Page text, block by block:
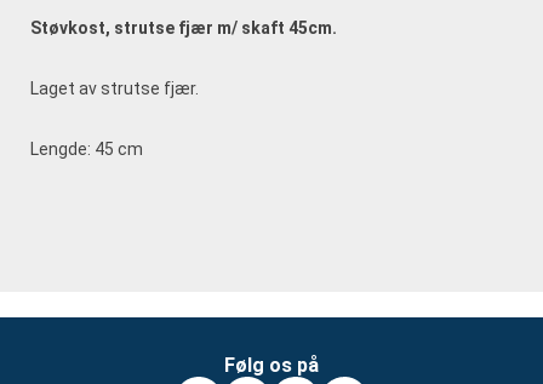
Støvkost, strutse fjær m/ skaft 45cm.
Laget av strutse fjær.
Lengde: 45 cm
Følg os på